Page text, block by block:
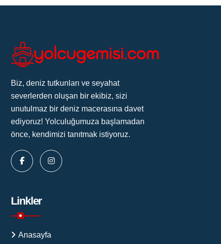
Biz, deniz tutkunları ve seyahat
severlerden oluşan bir ekibiz, sizi
unutulmaz bir deniz macerasına davet
ediyoruz! Yolculuğumuza başlamadan
önce, kendimizi tanıtmak istiyoruz.
Linkler
Anasayfa